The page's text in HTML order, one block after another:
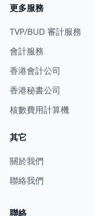
更多服務
TVP/BUD 審計服務
會計服務
香港會計公司
香港秘書公司
核數費用計算機
其它
關於我們
聯絡我們
聯絡